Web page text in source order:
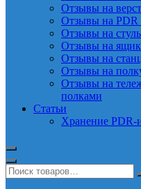
Отзывы на
Отзывы на
Отзывы на
Отзывы на ящик
Отзывы на
Отзывы на
Отзывы на
полками
Статьи
Хранение PDR-